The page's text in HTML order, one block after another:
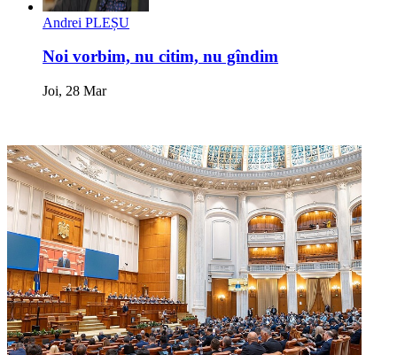
Andrei PLEȘU
Noi vorbim, nu citim, nu gîndim
Joi, 28 Mar